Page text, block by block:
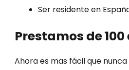
Ser residente en
Prestamos de 100
Ahora es mas fácil que